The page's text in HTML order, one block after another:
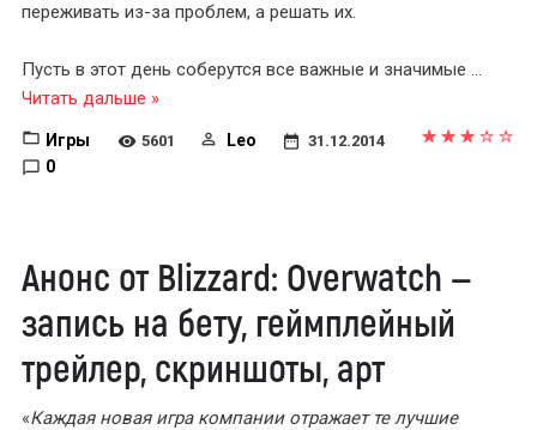
переживать из-за проблем, а решать их.
Пусть в этот день соберутся все важные и значимые ...
Читать дальше »
Игры 5601 Leo 31.12.2014
0
Анонс от Blizzard: Overwatch —
запись на бету, геймплейный
трейлер, скриншоты, арт
«Каждая новая игра компании отражает те лучшие